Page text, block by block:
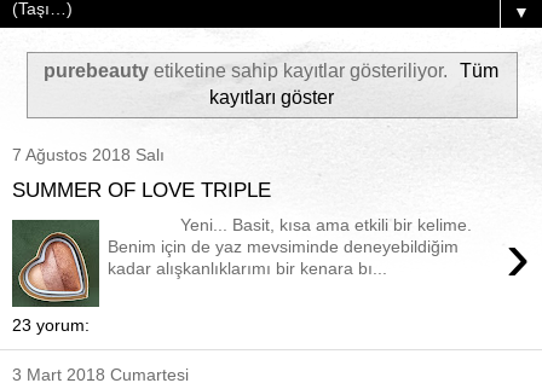
▼
purebeautyetiketine sahip kayıtlar gösteriliyor.
Tüm
kayıtları göster
7 Ağustos 2018 Salı
SUMMER OF LOVE TRIPLE
›
Yeni... Basit, kısa ama etkili bir kelime.
Benim için de yaz mevsiminde deneyebildiğim
kadar alışkanlıklarımı bir kenara bı...
23 yorum:
3 Mart 2018 Cumartesi